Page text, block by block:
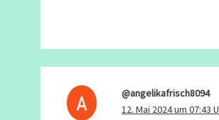
@angelikafrisch8094
12. Mai 2024 um 07:43